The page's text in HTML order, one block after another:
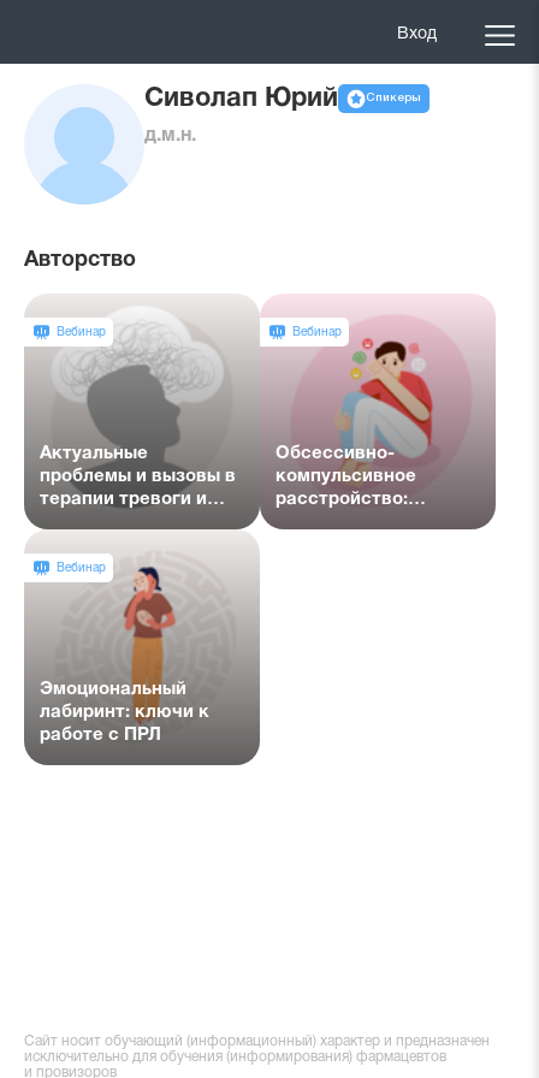
Вход
Сиволап Юрий Спикеры
д.м.н.
Авторство
Вебинар
Актуальные
проблемы и вызовы в
терапии тревоги и
Вебинар
Обсессивно-
компульсивное
расстройство:
Вебинар
Эмоциональный
лабиринт: ключи к
работе с ПРЛ
Сайт носит обучающий (информационный) характер и предназначен
исключительно для обучения (информирования) фармацевтов
и провизоров